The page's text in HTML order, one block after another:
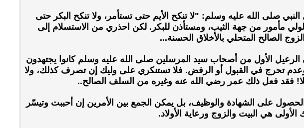
صلى الله عليه وسلم: "لا تنكح الأيم حتى تستأمر، ولا تنكح البكر حتى
مأمور من جهة الثيب، ومستأذن للبكر. لكن احذري من الاستسلام إلى
الصالح المتحلي بالأخلاق الحسنة...
الأول من أصحاب سيد المرسلين صلى الله عليه وسلم كانوا يجتهدون
تحرج في القبول أو الرفض. فلا تستنكري على وليك إن تصرف كذلك، ولا
فقد فعل ذلك عمر رضي الله عنه وغيره من السلف الصالح..
على الشهادة والوظيف، بل يمكن الجمع بين الأمرين إن أحببت وتيسّر
هي البيت والزوج ورعاية الأولاد.